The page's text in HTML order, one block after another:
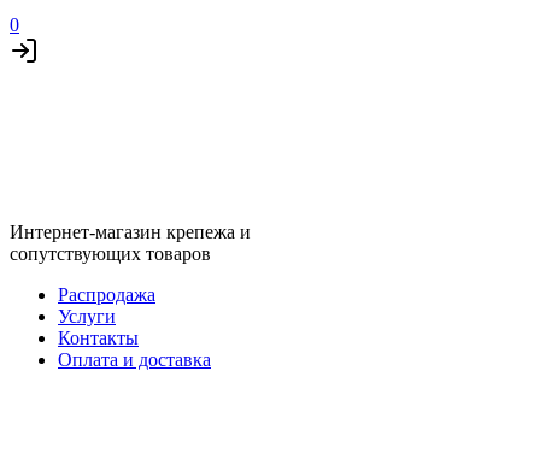
0
Интернет-магазин крепежа и
сопутствующих товаров
Распродажа
Услуги
Контакты
Оплата и доставка